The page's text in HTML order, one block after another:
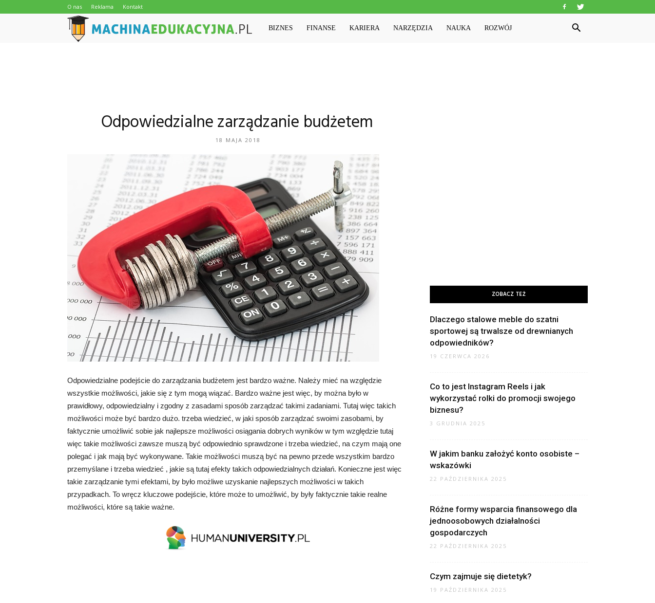
O nas Reklama Kontakt
Machinaedukacyjna.pl
BIZNES FINANSE KARIERA NARZĘDZIA NAUKA ROZWÓJ
Odpowiedzialne zarządzanie budżetem
18 MAJA 2018
Odpowiedzialne podejście do zarządzania budżetem jest bardzo ważne. Należy mieć na względzie
wszystkie możliwości, jakie się z tym mogą wiązać. Bardzo ważne jest więc, by można było w
prawidłowy, odpowiedzialny i zgodny z zasadami sposób zarządzać takimi zadaniami. Tutaj więc takich
możliwości może być bardzo dużo. trzeba wiedzieć, w jaki sposób zarządzać swoimi zasobami, by
faktycznie umożliwić sobie jak najlepsze możliwości osiągania dobrych wyników w tym względzie tutaj
więc takie możliwości zawsze muszą być odpowiednio sprawdzone i trzeba wiedzieć, na czym mają one
polegać i jak mają być wykonywane. Takie możliwości muszą być na pewno przede wszystkim bardzo
przemyślane i trzeba wiedzieć , jakie są tutaj efekty takich odpowiedzialnych działań. Konieczne jest więc
takie zarządzanie tymi efektami, by było możliwe uzyskanie najlepszych możliwości w takich
przypadkach. To wręcz kluczowe podejście, które może to umożliwić, by były faktycznie takie realne
możliwości, które są takie ważne.
ZOBACZ TEŻ
Dlaczego stalowe meble do szatni
sportowej są trwalsze od drewnianych
odpowiedników?
19 CZERWCA 2026
Co to jest Instagram Reels i jak
wykorzystać rolki do promocji swojego
biznesu?
3 GRUDNIA 2025
W jakim banku założyć konto osobiste –
wskazówki
22 PAŹDZIERNIKA 2025
Różne formy wsparcia finansowego dla
jednoosobowych działalności
gospodarczych
22 PAŹDZIERNIKA 2025
Czym zajmuje się dietetyk?
19 PAŹDZIERNIKA 2025